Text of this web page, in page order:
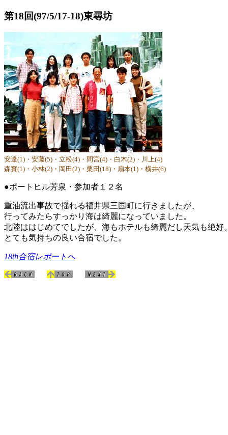
第18回(97/5/17-18)東尋坊
安達(1)・安藤(5)・立松(4)・間宮(4)・白木(2)・川上(4)
森實(1)・小林(2)・岡田(2)・栗田(18)・扇本(1)・横井(6)
●ポートヒル芳泉・参加者１２名
重油流出事故で揺れる福井県三国町に行きましたが、
行ってみたらすっかり海は綺麗になっていました。
北陸ははじめてでしたが、海もホテルも綺麗だし天気も絶好
とても気持ちの良い合宿でした。
18th合宿レポートへ